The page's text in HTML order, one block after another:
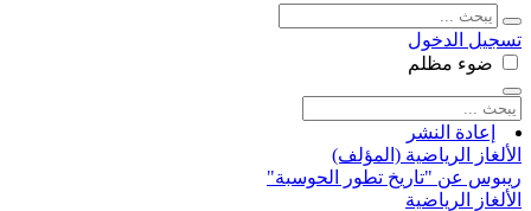
تسجيل الدخول
ضوء مظلم
إعادة النشر
الألغاز الرياضية (المؤلف)
ريبوس عن "تاريخ تطور الحوسبة"
الألغاز الرياضية